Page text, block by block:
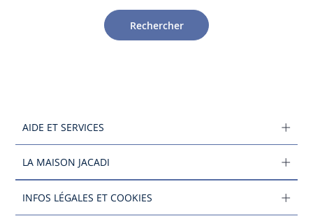
Rechercher
AIDE ET SERVICES
LA MAISON JACADI
INFOS LÉGALES ET COOKIES